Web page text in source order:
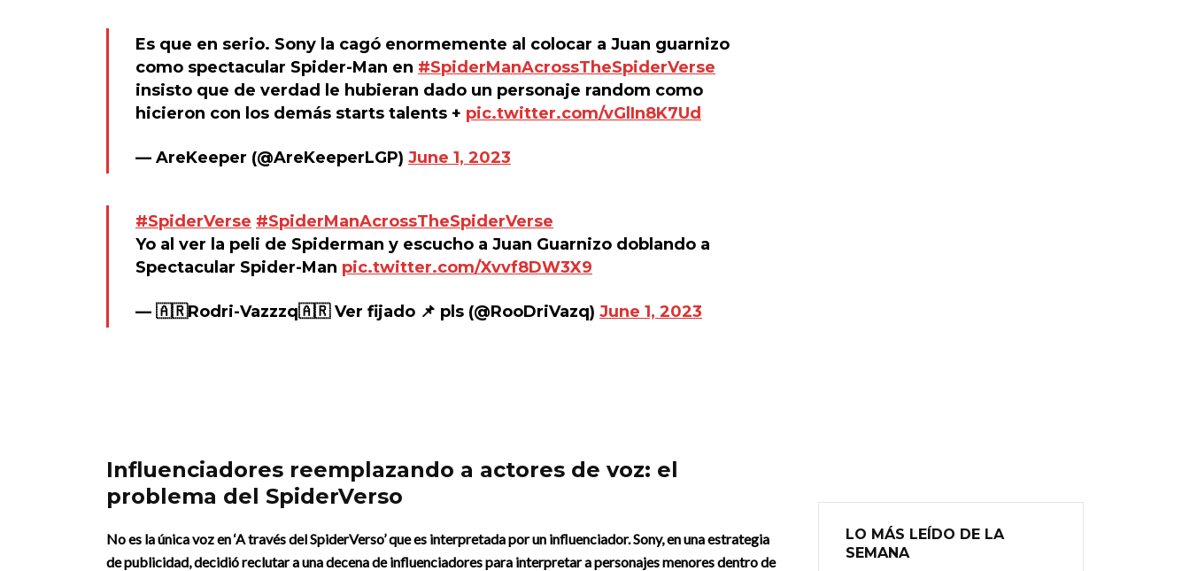
Es que en serio. Sony la cagó enormemente al colocar a Juan guarnizo
como spectacular Spider-Man en #SpiderManAcrossTheSpiderVerse
insisto que de verdad le hubieran dado un personaje random como
hicieron con los demás starts talents + pic.twitter.com/vGlIn8K7Ud
— AreKeeper (@AreKeeperLGP) June 1, 2023
#SpiderVerse #SpiderManAcrossTheSpiderVerse
Yo al ver la peli de Spiderman y escucho a Juan Guarnizo doblando a
Spectacular Spider-Man pic.twitter.com/Xvvf8DW3X9
— 🇦🇷Rodri-Vazzzq🇦🇷 Ver fijado 📌 pls (@RooDriVazq) June 1, 2023
Influenciadores reemplazando a actores de voz: el
problema del SpiderVerso
No es la única voz en ‘A través del SpiderVerso’ que es interpretada por un influenciador.Sony, en una estrategia
de publicidad, decidió reclutar a una decena de influenciadores para interpretar a personajes menores dentro de
LO MÁS LEÍDO DE LA
SEMANA